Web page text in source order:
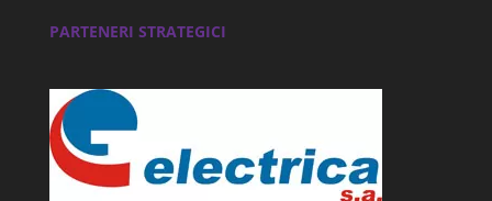
PARTENERI STRATEGICI